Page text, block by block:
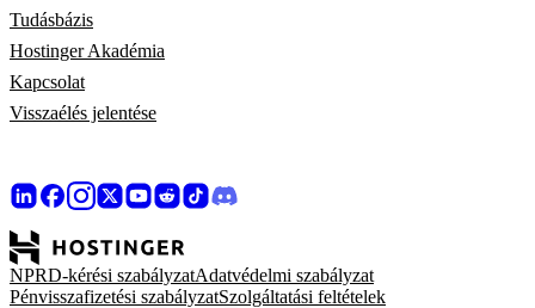
Tudásbázis
Hostinger Akadémia
Kapcsolat
Visszaélés jelentése
NPRD-kérési szabályzatAdatvédelmi szabályzat
Pénvisszafizetési szabályzatSzolgáltatási feltételek